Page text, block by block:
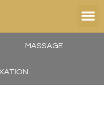
MASSAGE